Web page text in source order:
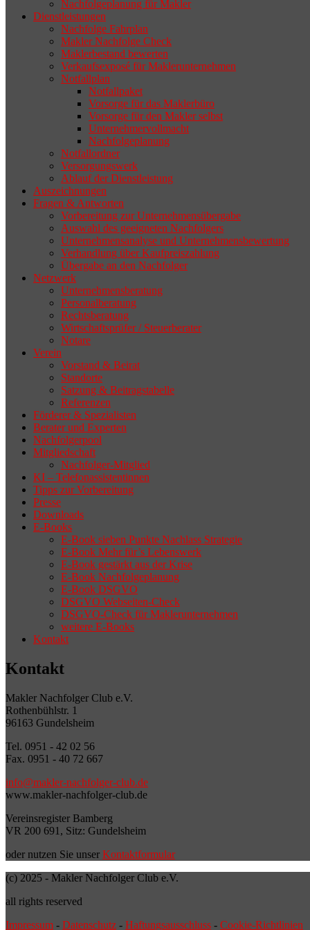
geeigneten Nachfolger findet, droht nicht
selten die Geschäftsaufgabe.
Nachfolgeplanung für Makler
Dienstleistungen
Nachfolge Fahrplan
Makler Nachfolge Check
Maklerbestand bewerten
Verkaufsexposé für Maklerunternehmen
Notfallplan
Notfallpaket
Vorsorge für das Maklerbüro
Vorsorge für den Makler selbst
Unternehmervollmacht
Nachfolgeplanung
Notfallordner
Versorgungswerk
Ablauf der Dienstleistung
Auszeichnungen
Fragen & Antworten
Vorbereitung zur Unternehmensübergabe
Auswahl des geeigneten Nachfolgers
Unternehmensanalyse und Unternehmensbewertung
Verhandlung über Kaufpreiszahlung
Übergabe an den Nachfolger
Netzwerk
Unternehmensberatung
Personalberatung
Rechtsberatung
Wirtschaftsprüfer / Steuerberater
Notare
Verein
Vorstand & Beirat
Standorte
Satzung & Beitragstabelle
Referenzen
Förderer & Spezialisten
Berater und Experten
Nachfolgerpool
Mitgliedschaft
Nachfolger-Mitglied
KI – Telefonassistentinnen
Tipps zur Vorbereitung
Presse
Downloads
E-Books
E-Book sieben Punkte Nachlass Strategie
E-Book Mehr für’s Lebenswerk
E-Book gestärkt aus der Krise
E-Book Nachfolgeplanung
E-Book DSGVO
DSGVO Webseiten-Check
DSGVO-Check für Maklerunternehmen
weitere E-Books
Kontakt
Kontakt
Makler Nachfolger Club e.V.
Rothenbühlstr. 1
96163 Gundelsheim
Tel. 0951 - 42 02 56
Fax. 0951 - 40 72 667
info@makler-nachfolger-club.de
www.makler-nachfolger-club.de
Vereinsregister Bamberg
VR 200 691, Sitz: Gundelsheim
oder nutzen Sie unser Kontaktformular
(c) 2025 - Makler Nachfolger Club e.V.
all rights reserved
Impressum - Datenschutz - Haftungsausschluss - Cookie-Richtlinien